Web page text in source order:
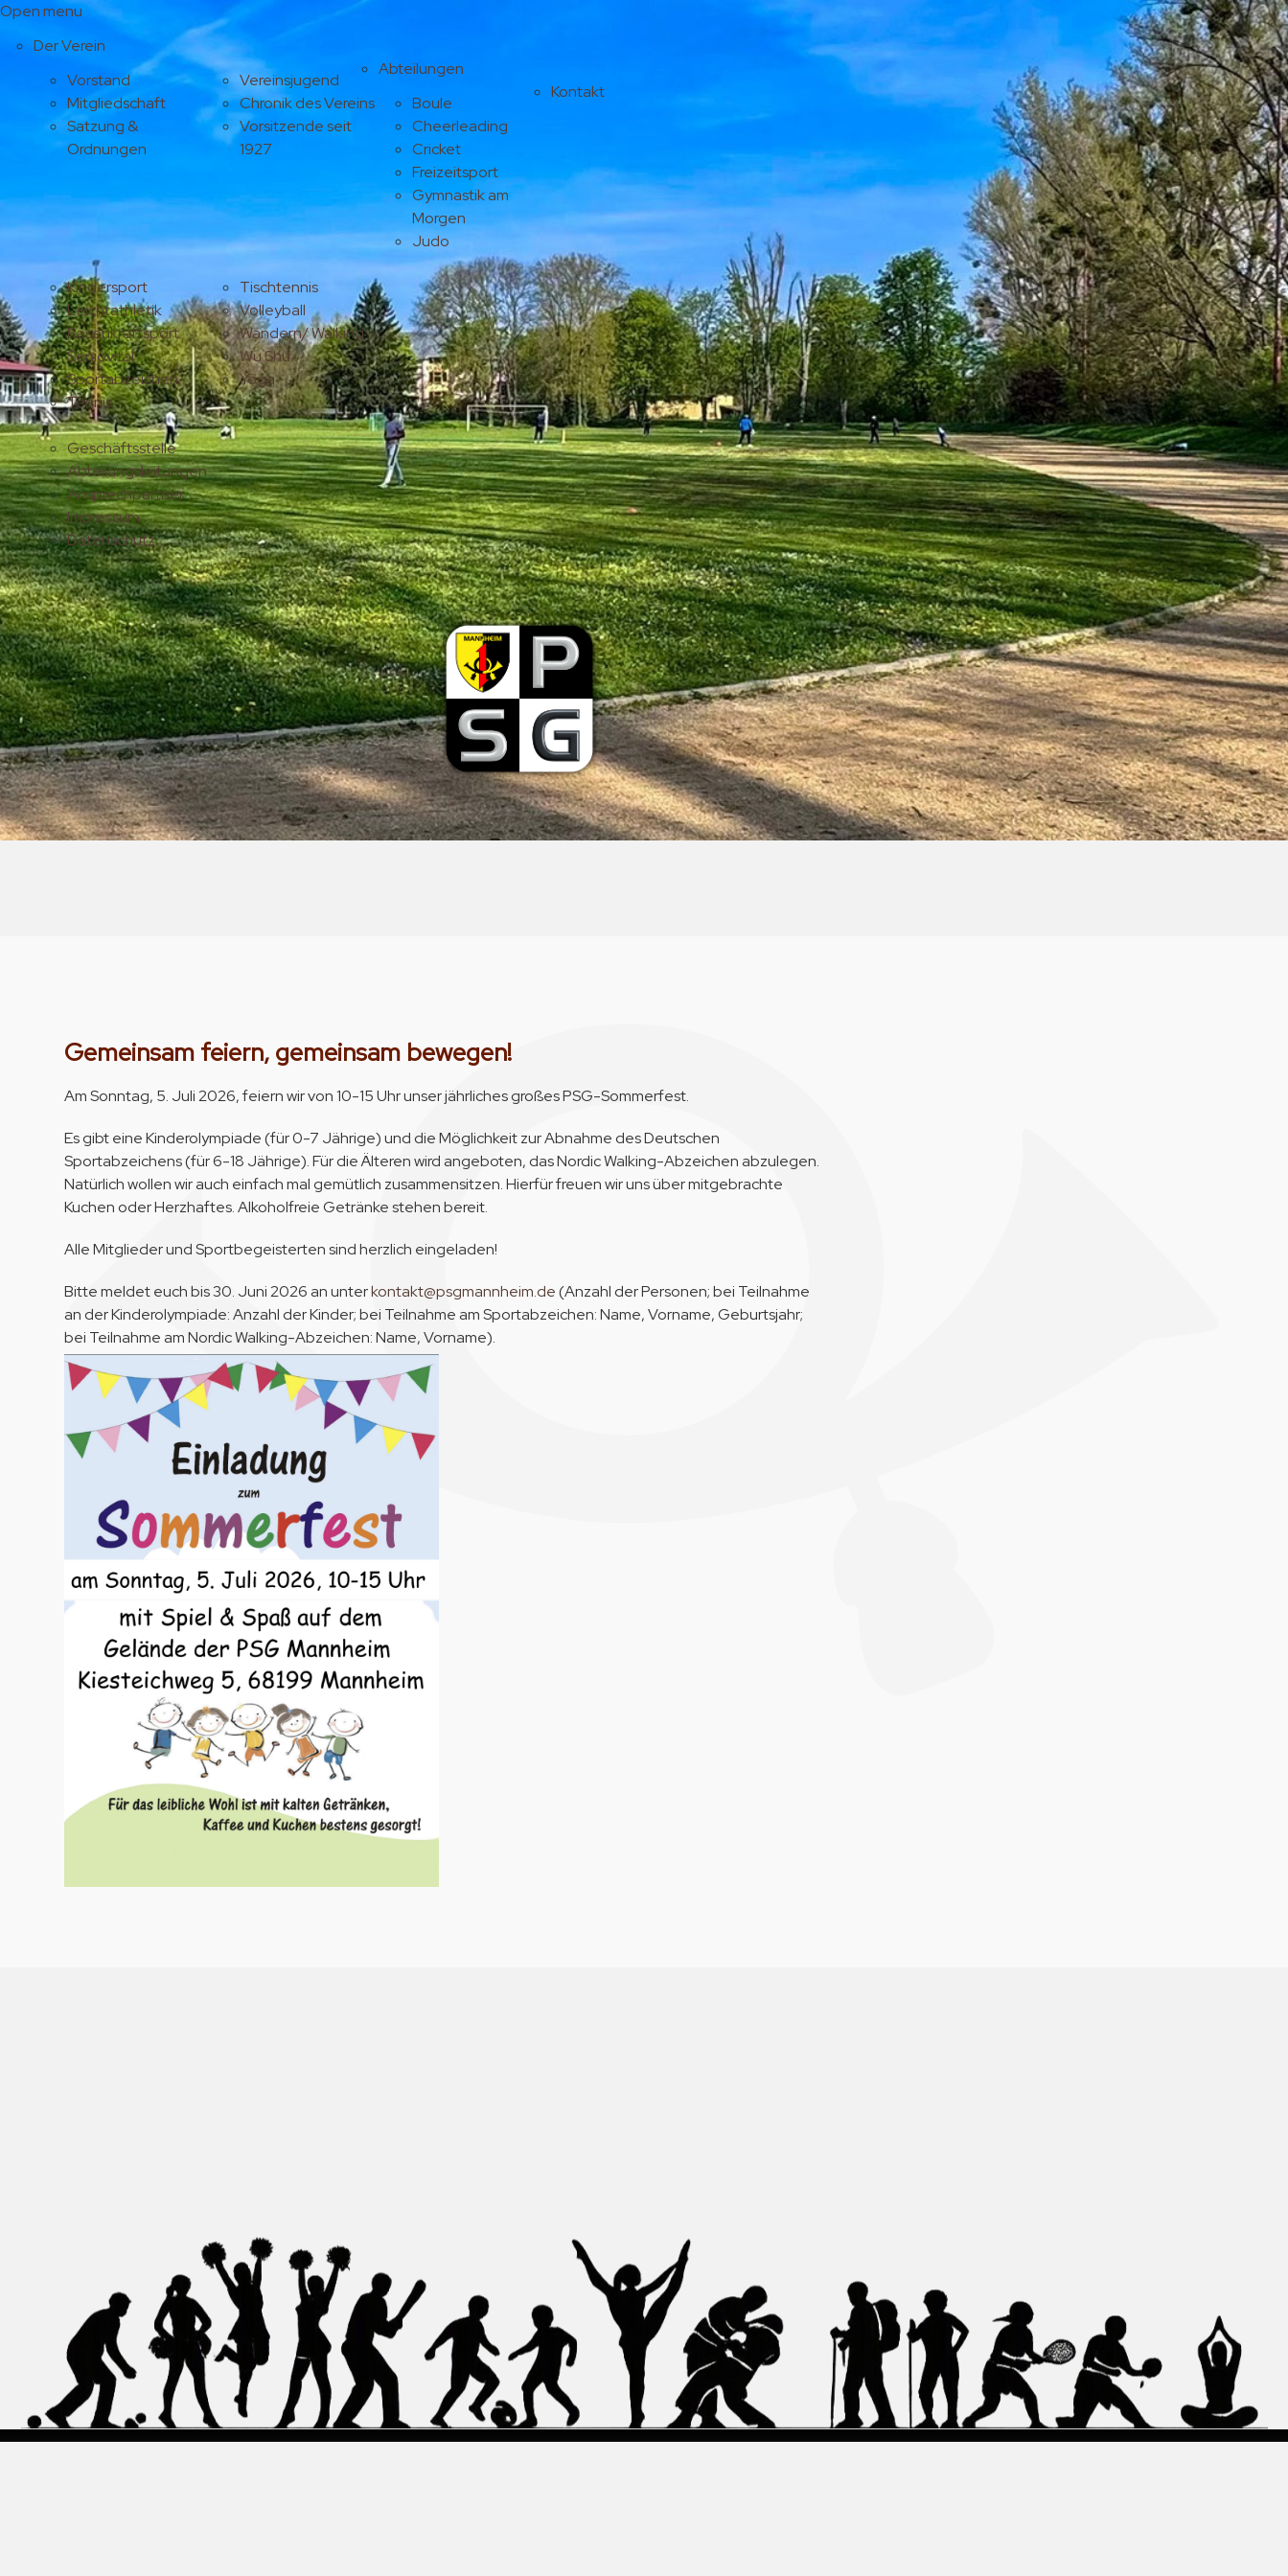
Open menu
Der Verein
Vorstand
Mitgliedschaft
Satzung &
Ordnungen
Vereinsjugend
Chronik des Vereins
Vorsitzende seit
1927
Abteilungen
Boule
Cheerleading
Cricket
Freizeitsport
Gymnastik am
Morgen
Judo
Kindersport
Leichtathletik
Rasenkraftsport
Seniovital
Sportabzeichen
Tennis
Tischtennis
Volleyball
Wandern/ Walking
Wu Shu
Yoga
Kontakt
Geschäftsstelle
Abteilungsleitungen
Ansprechpartner
Impressum
Datenschutz
Gemeinsam feiern, gemeinsam bewegen!
Am Sonntag, 5. Juli 2026, feiern wir von 10-15 Uhr unser jährliches großes PSG-Sommerfest.
Es gibt eine Kinderolympiade (für 0-7 Jährige) und die Möglichkeit zur Abnahme des Deutschen
Sportabzeichens (für 6-18 Jährige). Für die Älteren wird angeboten, das Nordic Walking-Abzeichen abzulegen.
Natürlich wollen wir auch einfach mal gemütlich zusammensitzen. Hierfür freuen wir uns über mitgebrachte
Kuchen oder Herzhaftes. Alkoholfreie Getränke stehen bereit.
Alle Mitglieder und Sportbegeisterten sind herzlich eingeladen!
Bitte meldet euch bis 30. Juni 2026 an unterkontakt@psgmannheim.de(Anzahl der Personen; bei Teilnahme
an der Kinderolympiade: Anzahl der Kinder; bei Teilnahme am Sportabzeichen: Name, Vorname, Geburtsjahr;
bei Teilnahme am Nordic Walking-Abzeichen: Name, Vorname).